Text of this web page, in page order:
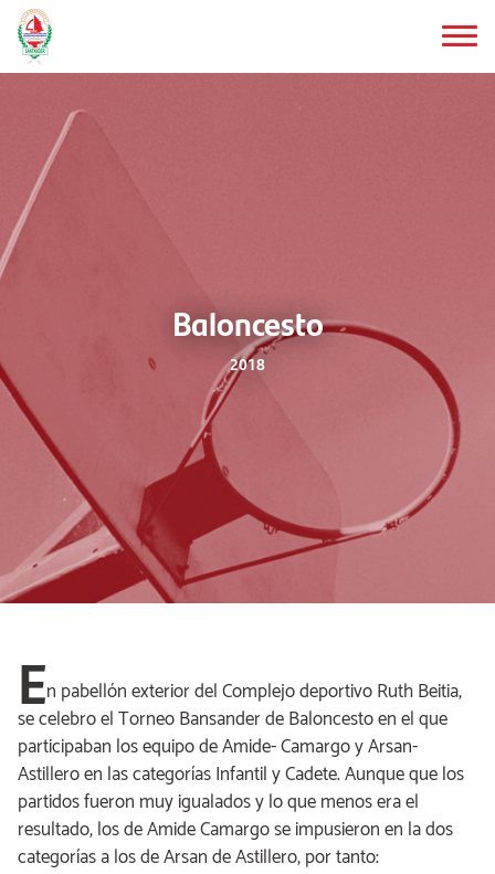
Saltar
al
contenido
Baloncesto
2018
En pabellón exterior del Complejo deportivo Ruth Beitia,
se celebro el Torneo Bansander de Baloncesto en el que
participaban los equipo de Amide- Camargo y Arsan-
Astillero en las categorías Infantil y Cadete. Aunque que los
partidos fueron muy igualados y lo que menos era el
resultado, los de Amide Camargo se impusieron en la dos
categorías a los de Arsan de Astillero, por tanto: